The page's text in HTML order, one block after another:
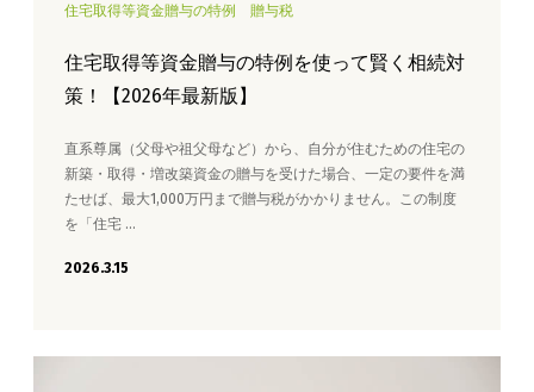
住宅取得等資金贈与の特例 贈与税
住宅取得等資金贈与の特例を使って賢く相続対
策！【2026年最新版】
直系尊属（父母や祖父母など）から、自分が住むための住宅の
新築・取得・増改築資金の贈与を受けた場合、一定の要件を満
たせば、最大1,000万円まで贈与税がかかりません。この制度
を「住宅 …
2026.3.15